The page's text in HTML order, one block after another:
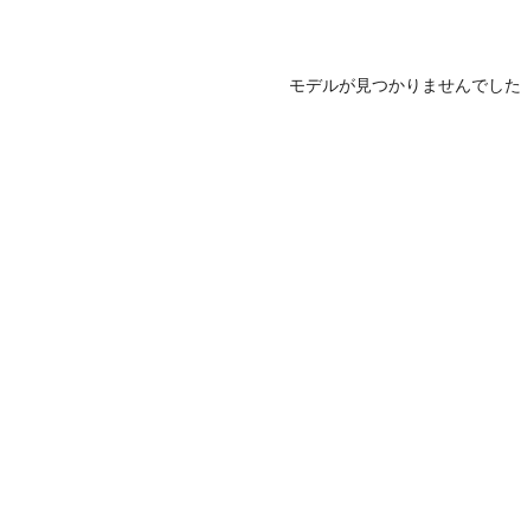
モデルが見つかりませんでした